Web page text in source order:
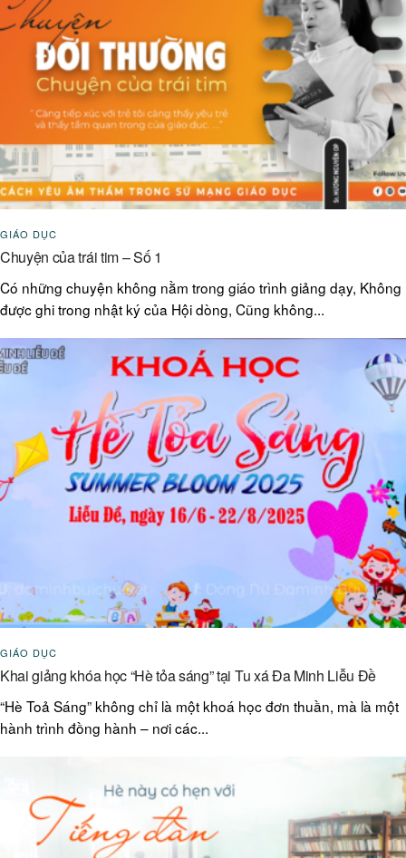
GIÁO DỤC
Chuyện của trái tim – Số 1
Có những chuyện không nằm trong giáo trình giảng dạy, Không
được ghi trong nhật ký của Hội dòng, Cũng không...
GIÁO DỤC
Khai giảng khóa học “Hè tỏa sáng” tại Tu xá Đa Minh Liễu Đề
“Hè Toả Sáng” không chỉ là một khoá học đơn thuần, mà là một
hành trình đồng hành – nơi các...